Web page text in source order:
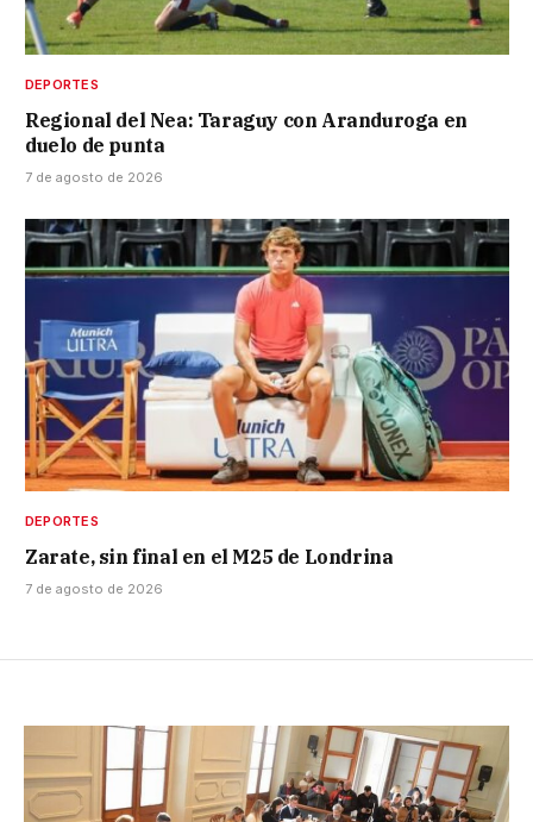
DEPORTES
Regional del Nea: Taraguy con Aranduroga en
duelo de punta
7 de agosto de 2026
DEPORTES
Zarate, sin final en el M25 de Londrina
7 de agosto de 2026